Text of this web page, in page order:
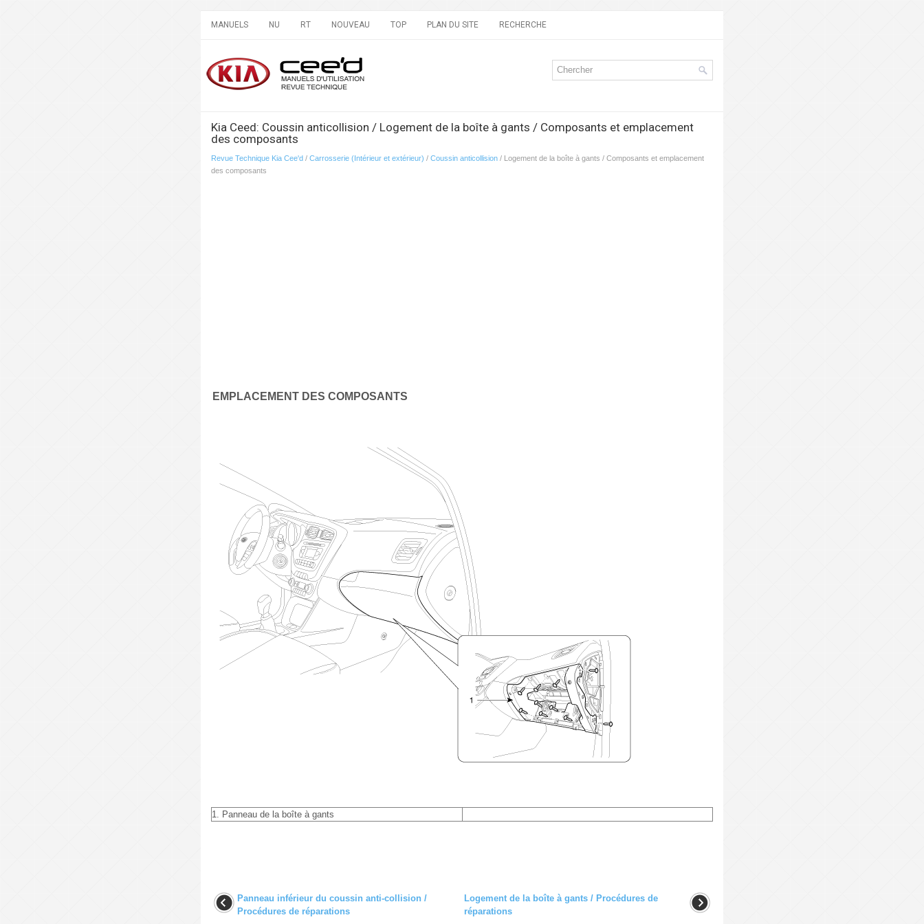
MANUELS NU RT NOUVEAU TOP PLAN DU SITE RECHERCHE
Kia Ceed: Coussin anticollision / Logement de la boîte à gants / Composants et emplacement
des composants
Revue Technique Kia Cee'd / Carrosserie (Intérieur et extérieur) / Coussin anticollision / Logement de la boîte à gants / Composants et emplacement
des composants
EMPLACEMENT DES COMPOSANTS
1. Panneau de la boîte à gants
Panneau inférieur du coussin anti-collision /
Procédures de réparations
Logement de la boîte à gants / Procédures de
réparations